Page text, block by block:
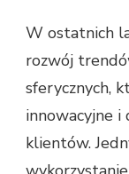
W ostatnich
rozwój
sferycznych,
innowacyjne
klientów.